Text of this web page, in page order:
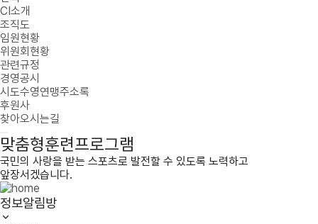
CI소개
조직도
임원현황
위원회현황
관련규정
경영공시
시도수영연맹주소록
후원사
찾아오시는길
맞춤형훈련프로그램
국민의 사랑을 받는 스포츠로 발전할 수 있도록 노력하고
앞장서겠습니다.
정보알림방